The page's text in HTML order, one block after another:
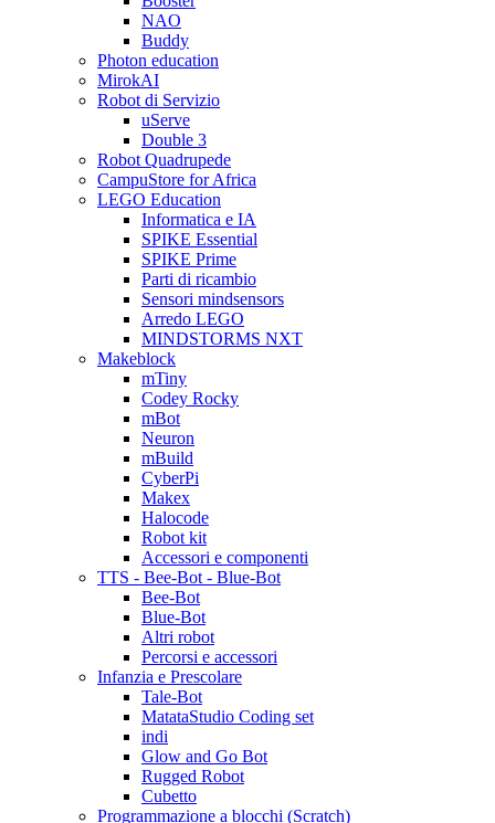
NAO
Buddy
Photon education
MirokAI
Robot di Servizio
uServe
Double 3
Robot Quadrupede
CampuStore for Africa
LEGO Education
Informatica e IA
SPIKE Essential
SPIKE Prime
Parti di ricambio
Sensori mindsensors
Arredo LEGO
MINDSTORMS NXT
Makeblock
mTiny
Codey Rocky
mBot
Neuron
mBuild
CyberPi
Makex
Halocode
Robot kit
Accessori e componenti
TTS - Bee-Bot - Blue-Bot
Bee-Bot
Blue-Bot
Altri robot
Percorsi e accessori
Infanzia e Prescolare
Tale-Bot
MatataStudio Coding set
indi
Glow and Go Bot
Rugged Robot
Cubetto
Programmazione a blocchi (Scratch)